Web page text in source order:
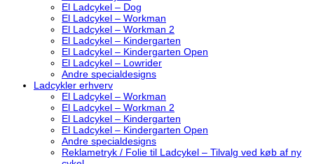
El Ladcykel – Dog
El Ladcykel – Workman
El Ladcykel – Workman 2
El Ladcykel – Kindergarten
El Ladcykel – Kindergarten Open
El Ladcykel – Lowrider
Andre specialdesigns
Ladcykler erhverv
El Ladcykel – Workman
El Ladcykel – Workman 2
El Ladcykel – Kindergarten
El Ladcykel – Kindergarten Open
Andre specialdesigns
Reklametryk / Folie til Ladcykel – Tilvalg ved køb af ny